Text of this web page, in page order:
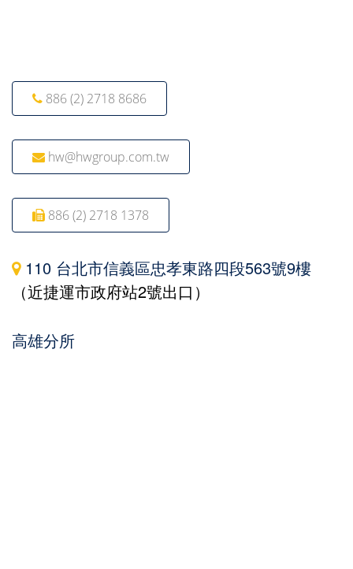
886 (2) 2718 8686
hw@hwgroup.com.tw
886 (2) 2718 1378
110 台北市信義區忠孝東路四段563號9樓
（近捷運市政府站2號出口）
高雄分所